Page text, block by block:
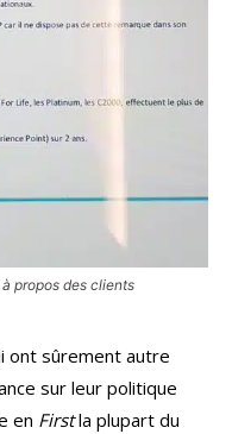
propos des clients
ont sûrement autre
sur leur politique
en Firstla plupart du